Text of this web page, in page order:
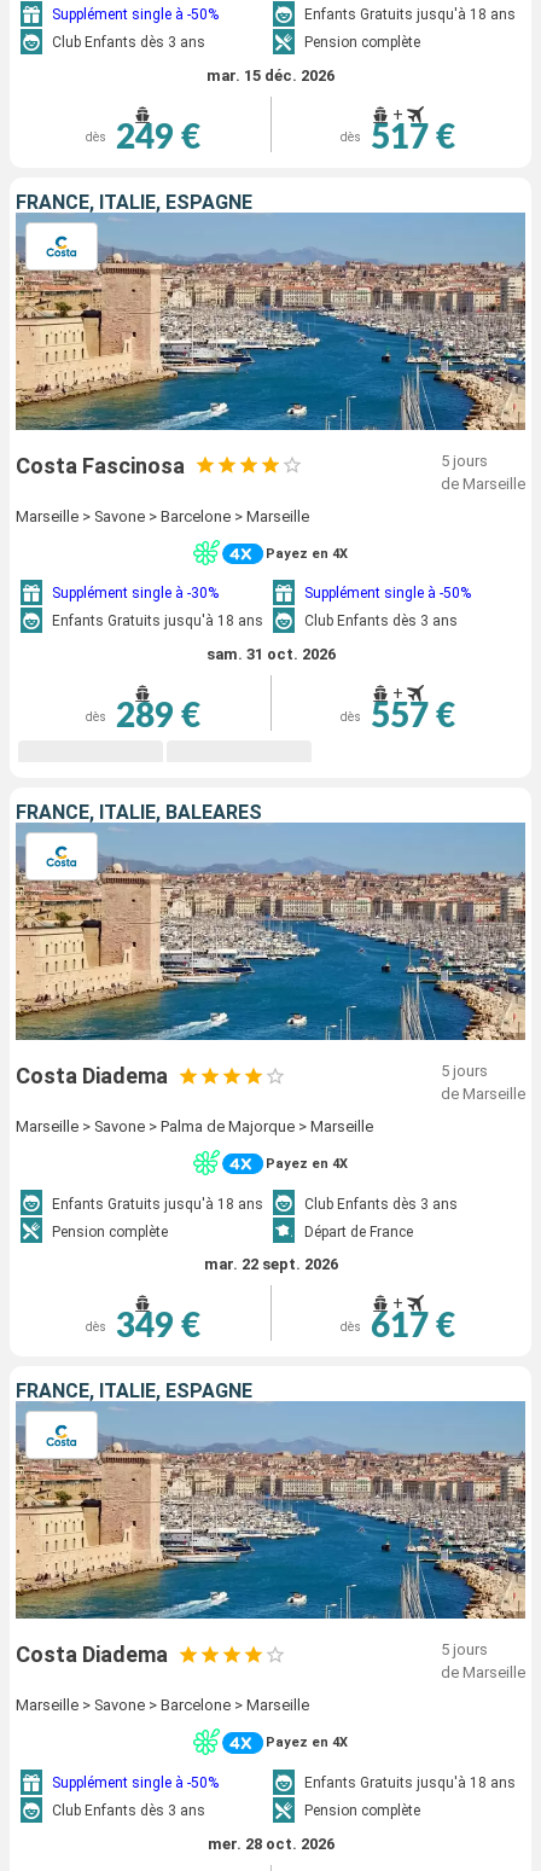
Supplément single à -50%
Enfants Gratuits jusqu'à 18 ans
Club Enfants dès 3 ans
Pension complète
mar. 15 déc. 2026
dès 249 €
+
dès 517 €
FRANCE, ITALIE, ESPAGNE
Costa Fascinosa
5 jours
de Marseille
Marseille > Savone > Barcelone > Marseille
Payez en 4X
Supplément single à -30%
Supplément single à -50%
Enfants Gratuits jusqu'à 18 ans
Club Enfants dès 3 ans
sam. 31 oct. 2026
dès 289 €
+
dès 557 €
FRANCE, ITALIE, BALÉARES
Costa Diadema
5 jours
de Marseille
Marseille > Savone > Palma de Majorque > Marseille
Payez en 4X
Enfants Gratuits jusqu'à 18 ans
Club Enfants dès 3 ans
Pension complète
Départ de France
mar. 22 sept. 2026
dès 349 €
+
dès 617 €
FRANCE, ITALIE, ESPAGNE
Costa Diadema
5 jours
de Marseille
Marseille > Savone > Barcelone > Marseille
Payez en 4X
Supplément single à -50%
Enfants Gratuits jusqu'à 18 ans
Club Enfants dès 3 ans
Pension complète
mer. 28 oct. 2026